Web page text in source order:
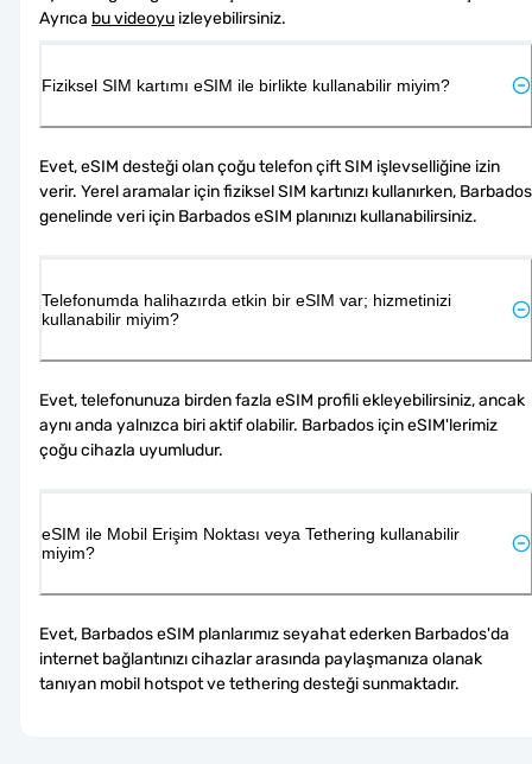
Ayrıca bu videoyu izleyebilirsiniz.
Fiziksel SIM kartımı eSIM ile birlikte kullanabilir miyim?
Evet, eSIM desteği olan çoğu telefon çift SIM işlevselliğine izin
verir. Yerel aramalar için fiziksel SIM kartınızı kullanırken, Barbados
genelinde veri için Barbados eSIM planınızı kullanabilirsiniz.
Telefonumda halihazırda etkin bir eSIM var; hizmetinizi
kullanabilir miyim?
Evet, telefonunuza birden fazla eSIM profili ekleyebilirsiniz, ancak
aynı anda yalnızca biri aktif olabilir. Barbados için eSIM'lerimiz
çoğu cihazla uyumludur.
eSIM ile Mobil Erişim Noktası veya Tethering kullanabilir
miyim?
Evet, Barbados eSIM planlarımız seyahat ederken Barbados'da
internet bağlantınızı cihazlar arasında paylaşmanıza olanak
tanıyan mobil hotspot ve tethering desteği sunmaktadır.